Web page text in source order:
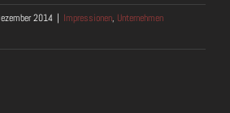
2014 | Impressionen, Unternehmen